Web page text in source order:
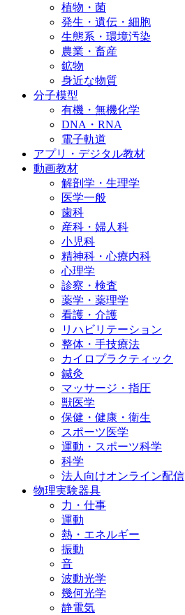
植物・菌
発生・遺伝・細胞
生態系・環境汚染
農業・畜産
鉱物
身近な物質
分子模型
有機・無機化学
DNA・RNA
電子軌道
アプリ・デジタル教材
動画教材
解剖学・生理学
医学一般
歯科
産科・婦人科
小児科
精神科・心療内科
心理学
診察・検査
薬学・薬理学
看護・介護
リハビリテーション
整体・手技療法
カイロプラクティック
鍼灸
マッサージ・指圧
獣医学
保健・健康・衛生
スポーツ医学
運動・スポーツ科学
科学
法人向けオンライン配信
物理実験器具
力・仕事
運動
熱・エネルギー
振動
音
波動光学
幾何光学
静電気